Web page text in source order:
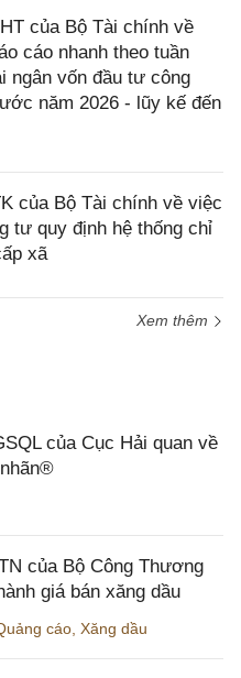
của Bộ Tài chính về
cáo nhanh theo tuần
ngân vốn đầu tư công
năm 2026 - lũy kế đến
của Bộ Tài chính về việc
tư quy định hệ thống chỉ
xã
Xem thêm
của Cục Hải quan về
của Bộ Công Thương
giá bán xăng dầu
cáo Xăng dầu